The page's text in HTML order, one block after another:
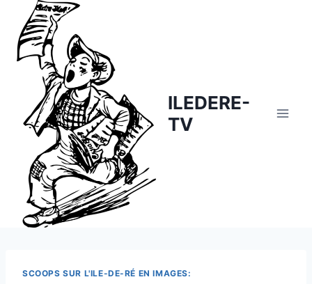
content
ILEDERE-
TV
SCOOPS SUR L'ILE-DE-RÉ EN IMAGES: